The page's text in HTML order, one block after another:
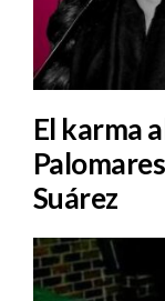
El karma
Suárez